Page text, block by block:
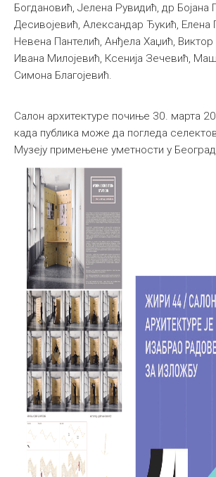
Богдановић, Јелена Рувидић, др Бојана
Десивојевић, Александар Ђукић, Елена
Невена Пантелић, Анђела Хаџић,
Ивана Милојевић, Ксенија Зечевић,
Симона Благојевић.
Салон архитектуре почиње 30. марта
када публика може да погледа
Музеју примењене уметности у